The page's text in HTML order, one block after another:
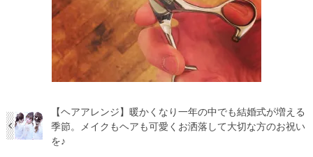
【ヘアアレンジ】暖かくなり一年の中でも結婚式が増える
季節。メイクもヘアも可愛くお洒落して大切な方のお祝い
を♪